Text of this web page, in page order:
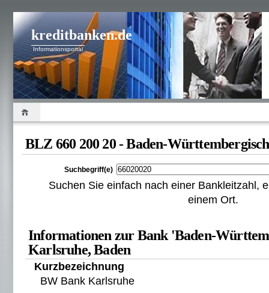
kreditbanken.de
Informationsportal
BLZ 660 200 20 - Baden-
Suchbegriff(e)
Suchen Sie einfach nach einer Bankleitzahl,
einem Ort.
Informationen zur Bank 'Baden-
Karlsruhe, Baden
Kurzbezeichnung
BW Bank Karlsruhe